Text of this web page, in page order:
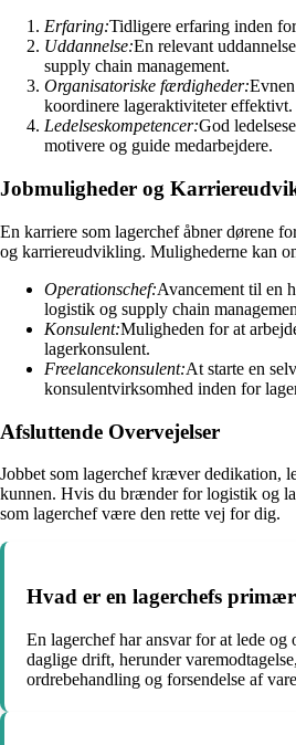
Erfaring:Tidligere erfaring inden
Uddannelse:En relevant
supply chain management.
Organisatoriske færdigheder:
koordinere lageraktiviteter effektivt.
Ledelseskompetencer:God
motivere og guide medarbejdere.
Jobmuligheder og
En karriere som lagerchef åbner dørene
og karriereudvikling. Mulighederne kan
Operationschef:Avancement til en
logistik og supply chain
Konsulent:Muligheden for at
lagerkonsulent.
Freelancekonsulent:At starte en
konsulentvirksomhed inden for
Afsluttende Overvejelser
Jobbet som lagerchef kræver dedikation,
kunnen. Hvis du brænder for logistik og
som lagerchef være den rette vej for dig.
Hvad er en lagerchefs
En lagerchef har ansvar for at lede og
daglige drift, herunder
ordrebehandling og forsendelse af